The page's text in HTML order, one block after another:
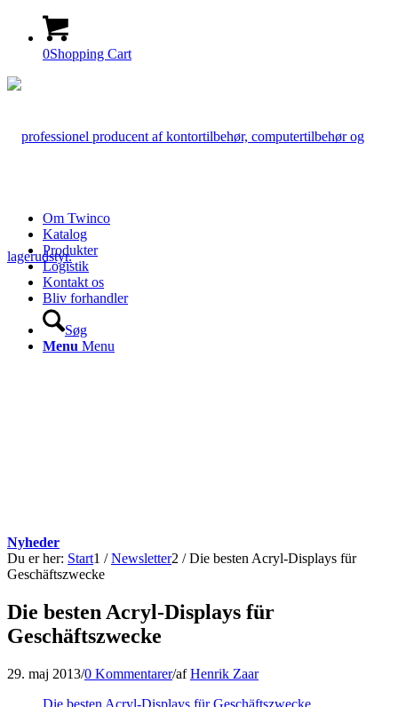
0Shopping Cart
Om Twinco
Katalog
Produkter
Logistik
Kontakt os
Bliv forhandler
Søg
Menu Menu
Nyheder
Du er her: Start1 / Newsletter2 / Die besten Acryl-Displays für
Geschäftszwecke
Die besten Acryl-Displays für
Geschäftszwecke
29. maj 2013/0 Kommentarer/afHenrik Zaar
Die besten Acryl-Displays für Geschäftszwecke